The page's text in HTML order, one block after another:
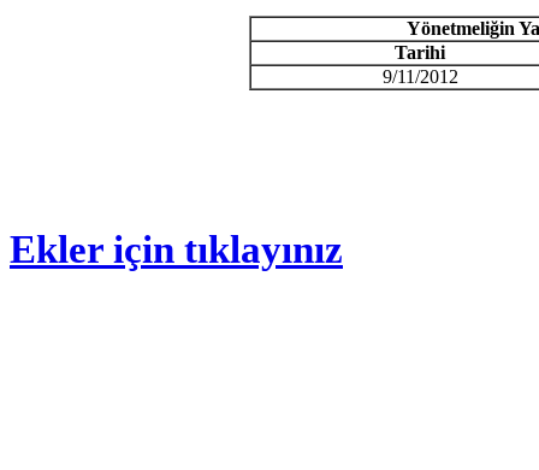
Yönetmeliğin
Tarihi
9/11/2012
Ekler için tıklayınız